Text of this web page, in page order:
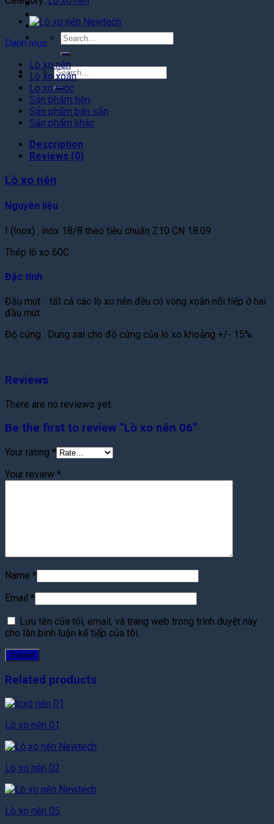
Tin tức
Tuyển dụng
Liên hệ
Search
for:
Search
for:
Danh mục
Lò xo nén
Lò xo xoắn
Lò xo móc
Sản phẩm tiện
Sản phẩm bán sẵn
Sản phẩm khác
Description
Reviews (0)
Lò xo nén
Nguyên liệu
I (Inox) : inox 18/8 theo tiêu chuẩn Z10 CN 18.09
Thép lò xo 60C
Đặc tính
Đầu mút : tất cả các lò xo nén đều có vòng xoắn nối tiếp ở hai
đầu mút.
Độ cứng : Dung sai cho độ cứng của lò xo khoảng +/- 15%
Reviews
There are no reviews yet.
Be the first to review “Lò xo nén 06”
Your rating *
Your review *
Name *
Email *
Lưu tên của tôi, email, và trang web trong trình duyệt này
cho lần bình luận kế tiếp của tôi.
Related products
Lò xo nén 01
Lò xo nén 02
Lò xo nén 05